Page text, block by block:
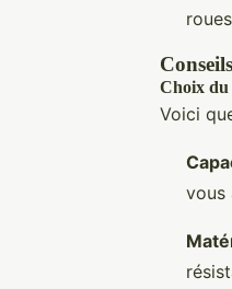
Choix du
Voici
vous